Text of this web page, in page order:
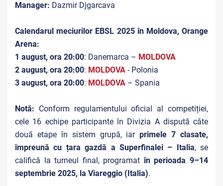
Manager: Dazmir Djgarcava
Calendarul meciurilor EBSL 2025 în Moldova, Orange
Arena:
1 august, ora 20:00: Danemarca – MOLDOVA
2 august, ora 20:00: MOLDOVA - Polonia
3 august, ora 20:00: MOLDOVA – Spania
Notă: Conform regulamentului oficial al competiției,
cele 16 echipe participante în Divizia A dispută câte
două etape în sistem grupă, iarprimele 7 clasate,
împreună cu țara gazdă a Superfinalei – Italia, se
califică la turneul final, programatîn perioada 9–14
septembrie 2025, la Viareggio (Italia).